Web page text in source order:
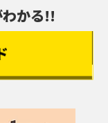
かる!!